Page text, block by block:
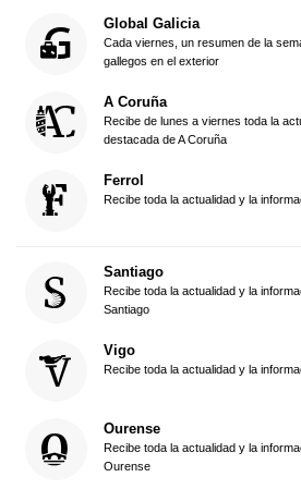
Global Galicia
Cada viernes, un resumen de la
gallegos en el exterior
A Coruña
Recibe de lunes a viernes toda la
destacada de A Coruña
Ferrol
Recibe toda la actualidad y la
Santiago
Recibe toda la actualidad y la
Santiago
Vigo
Recibe toda la actualidad y la
Ourense
Recibe toda la actualidad y la
Ourense